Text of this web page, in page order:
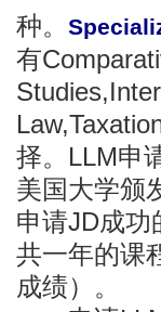
种。
有
择。LLM申
美国大学颁
申请JD成功
共一年的课
成绩）。